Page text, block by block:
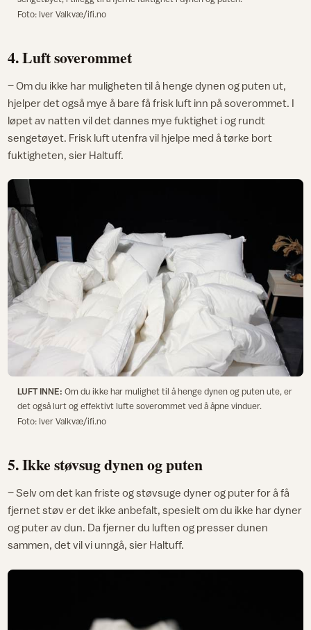
Foto: Iver Valkvæ/ifi.no
4. Luft soverommet
– Om du ikke har muligheten til å henge dynen og puten ut,
hjelper det også mye å bare få frisk luft inn på soverommet. I
løpet av natten vil det dannes mye fuktighet i og rundt
sengetøyet. Frisk luft utenfra vil hjelpe med å tørke bort
fuktigheten, sier Haltuff.
LUFT INNE: Om du ikke har mulighet til å henge dynen og puten ute, er
det også lurt og effektivt lufte soverommet ved å åpne vinduer.
Foto: Iver Valkvæ/ifi.no
5. Ikke støvsug dynen og puten
– Selv om det kan friste og støvsuge dyner og puter for å få
fjernet støv er det ikke anbefalt, spesielt om du ikke har dyner
og puter av dun. Da fjerner du luften og presser dunen
sammen, det vil vi unngå, sier Haltuff.